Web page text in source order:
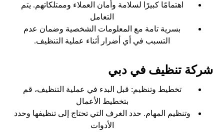
اهتمامًا كبيرًا لسلامة وأمان العملاء وممتلكاتهم. يتم
التعامل
بسرية تامة مع المعلومات الشخصية وضمان عدم
التسبب في أي أضرار أثناء عملية التنظيف.
شركة تنظيف في دبي
تخطيط وتنظيم: قبل البدء في عملية التنظيف، قم
بتخطيط الأعمال
وتنظيم المهام. حدد الغرف التي تحتاج إلى تنظيفها وحدد
الأدوات